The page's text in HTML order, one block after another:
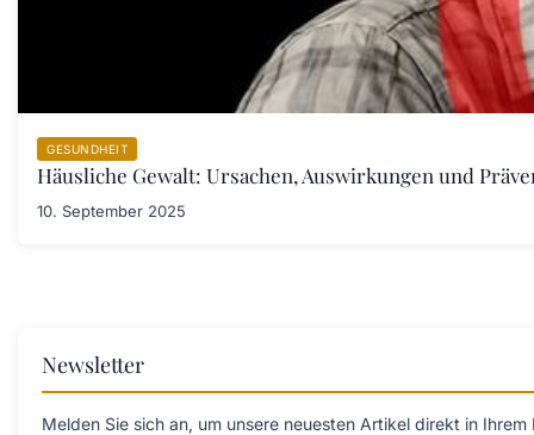
GESUNDHEIT
Häusliche Gewalt: Ursachen, Auswirkungen und
10. September 2025
Newsletter
Melden Sie sich an, um unsere neuesten Artikel direkt in